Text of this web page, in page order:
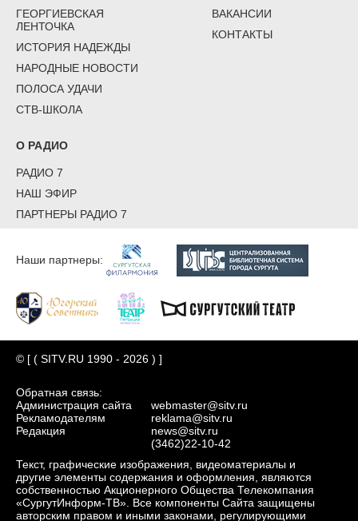
ГЕОРГИЕВСКАЯ
ЛЕНТОЧКА
ИСТОРИЯ НАДЕЖДЫ
НАРОДНЫЕ НОВОСТИ
ПОЛОСА УДАЧИ
СТВ-ШКОЛА
ВАКАНСИИ
КОНТАКТЫ
О РАДИО
РАДИО 7
НАШ ЭФИР
ПАРТНЕРЫ РАДИО 7
Наши партнеры:
© [ ( SITV.RU 1990 - 2026 ) ]
Обратная связь:
Администрация сайта
Рекламодателям
Редакция
webmaster@sitv.ru
reklama@sitv.ru
news@sitv.ru
(3462)22-10-42
Текст, графические изображения, видеоматериалы и
другие элементы содержания и оформления, являются
собственностью Акционерного Общества Телекомпания
«СургутИнформ-ТВ». Все компоненты Сайта защищены
авторским правом и иными законами, регулирующими